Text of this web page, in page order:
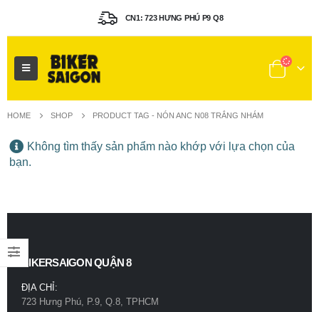
CN1: 723 HƯNG PHÚ P9 Q8
HOME SHOP PRODUCT TAG - NÓN ANC N08 TRẮNG NHÁM
Không tìm thấy sản phẩm nào khớp với lựa chọn của
bạn.
BIKERSAIGON QUẬN 8
ĐỊA CHỈ:
723 Hưng Phú, P.9, Q.8, TPHCM